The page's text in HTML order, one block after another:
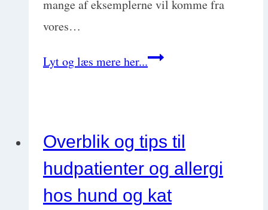
mange af eksemplerne vil komme fra
vores…
Lyt og læs mere her...Online
gjort
rigtigt
Overblik og tips til
hudpatienter og allergi
hos hund og kat